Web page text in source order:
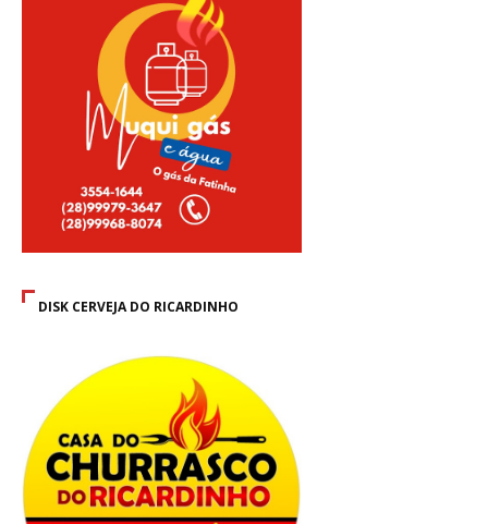
DISK CERVEJA DO RICARDINHO